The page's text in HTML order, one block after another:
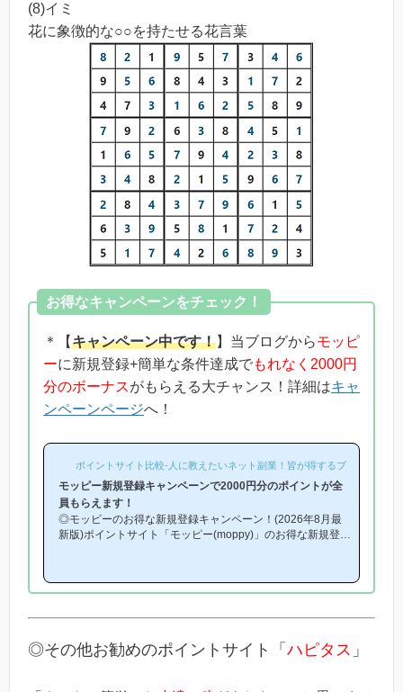
(8)イミ
花に象徴的な○○を持たせる花言葉
お得なキャンペーンをチェック！
＊【キャンペーン中です！】当ブログからモッピ
ーに新規登録+簡単な条件達成でもれなく2000円
分のボーナスがもらえる大チャンス！詳細はキャ
ンペーンページへ！
ポイントサイト比較-人に教えたいネット副業！皆が得するブログ-
モッピー新規登録キャンペーンで2000円分のポイントが全
員もらえます！
◎モッピーのお得な新規登録キャンペーン！(2026年8月最
新版)ポイントサイト「モッピー(moppy)」のお得な新規登録
得に入会できる時期や方法はあるの？」という方は必見で
す！モッピー新規登録キャンペーン内容キャンペーンの内容
う、シンプルなものです。(*ちなみに「2000円分のボーナ
ス」というのは過去のキ...
◎その他お勧めのポイントサイト「 ハピタス 」